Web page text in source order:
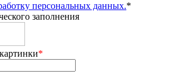
персональных данных.*
заполнения
*